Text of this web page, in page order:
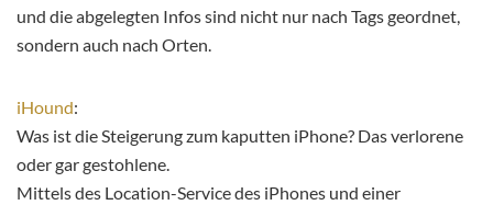
und die abgelegten Infos sind nicht nur nach Tags geordnet,
sondern auch nach Orten.
iHound:
Was ist die Steigerung zum kaputten iPhone? Das verlorene
oder gar gestohlene.
Mittels des Location-Service des iPhones und einer